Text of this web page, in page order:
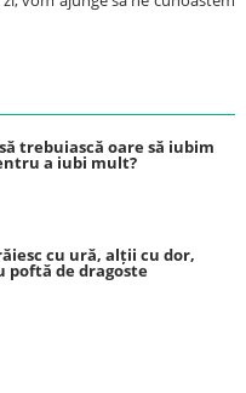
trebuiască oare să iubim
a iubi mult?
cu ură, alții cu dor,
poftă de dragoste